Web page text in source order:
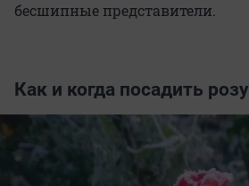
бесшипные представители.
Как и когда посадить розу